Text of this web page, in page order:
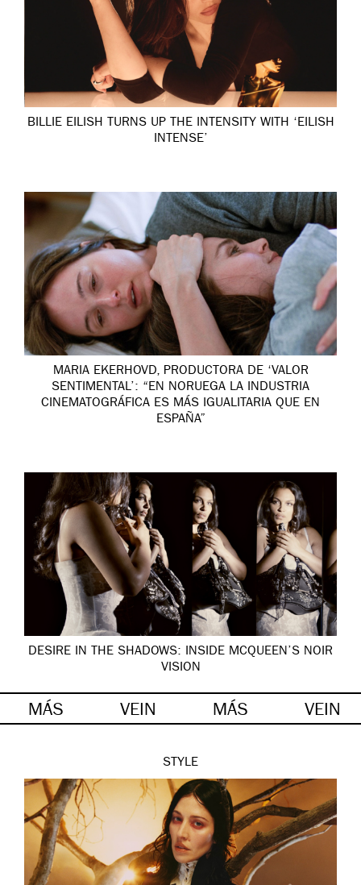
BILLIE EILISH TURNS UP THE INTENSITY WITH ‘EILISH
INTENSE’
MARIA EKERHOVD, PRODUCTORA DE ‘VALOR
SENTIMENTAL’: “EN NORUEGA LA INDUSTRIA
CINEMATOGRÁFICA ES MÁS IGUALITARIA QUE EN
ESPAÑA”
DESIRE IN THE SHADOWS: INSIDE MCQUEEN’S NOIR
VISION
MÁS VEIN MÁS VEIN
STYLE